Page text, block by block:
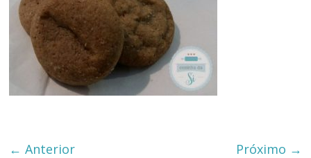
← Anterior Próximo →